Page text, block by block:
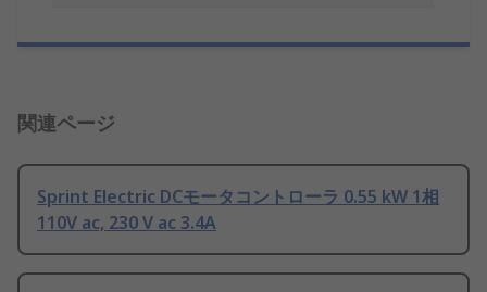
関連ページ
Sprint Electric DCモータコントローラ 0.55 kW 1相
110V ac, 230 V ac 3.4A